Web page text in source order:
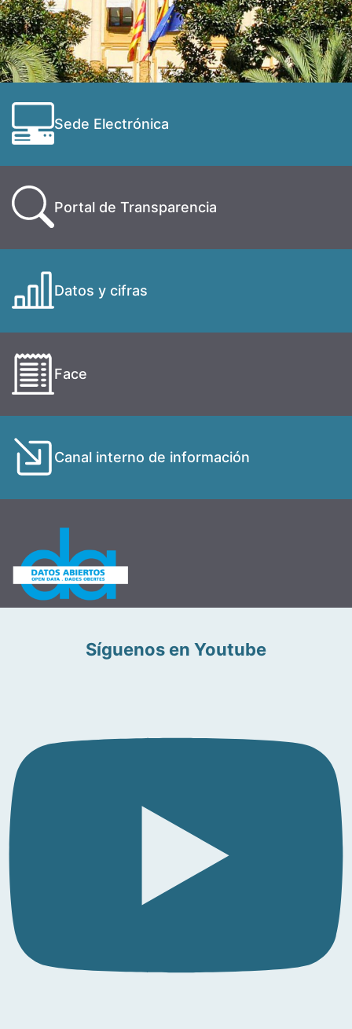
Sede Electrónica
Portal de Transparencia
Datos y cifras
Face
Canal interno de información
Síguenos en Youtube